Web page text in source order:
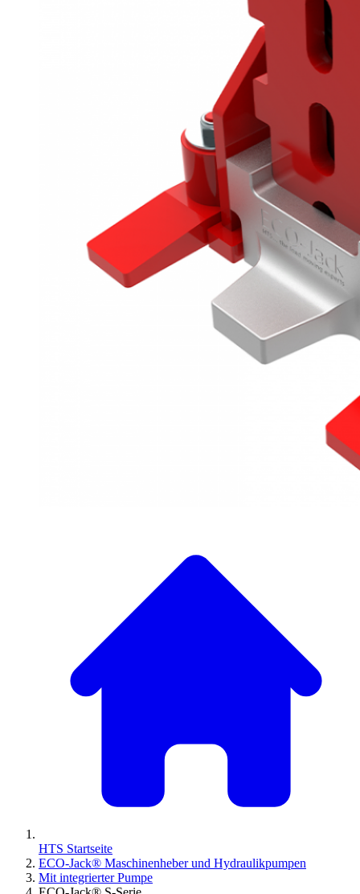
HTS Startseite
ECO-Jack® Maschinenheber und Hydraulikpumpen
Mit integrierter Pumpe